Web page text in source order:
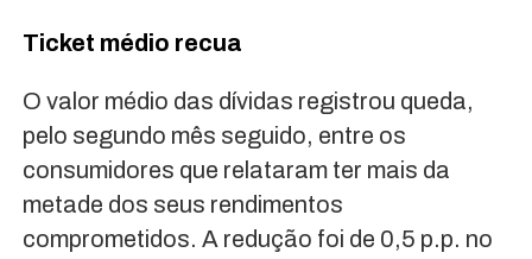
Ticket médio recua
O valor médio das dívidas registrou queda,
pelo segundo mês seguido, entre os
consumidores que relataram ter mais da
metade dos seus rendimentos
comprometidos. A redução foi de 0,5 p.p. no